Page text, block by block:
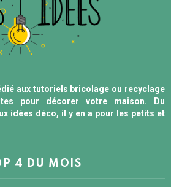
aux tutoriels bricolage ou recyclage
pour décorer votre maison. Du
idées déco, il y en a pour les petits et
4 DU MOIS